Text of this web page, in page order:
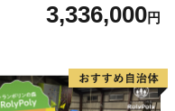
3,336,000円